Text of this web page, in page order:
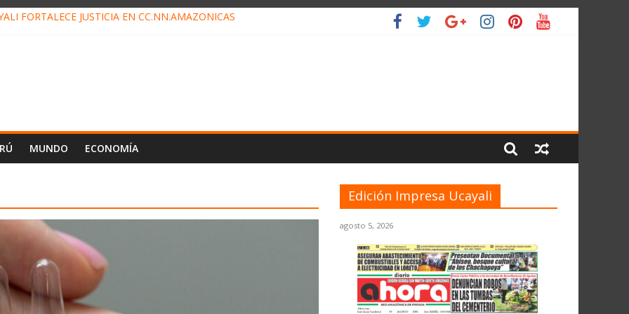
FORTALECE JUSTICIA EN CC.NN.AMAZÓNICAS
MUNDO ECONOMÍA
Edición Impresa Ucayali
agosto 5, 2026